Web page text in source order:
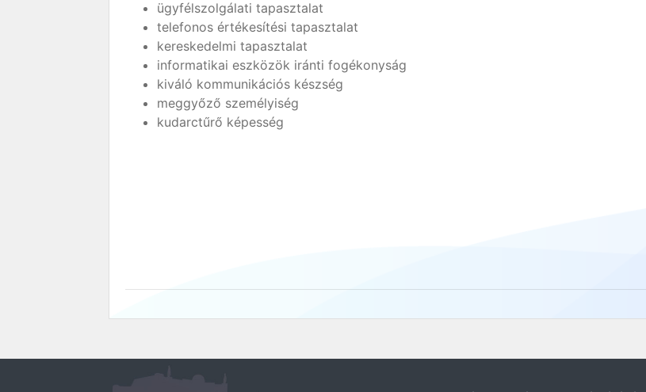
ügyfélszolgálati tapasztalat
telefonos értékesítési tapasztalat
kereskedelmi tapasztalat
informatikai eszközök iránti fogékonyság
kiváló kommunikációs készség
meggyőző személyiség
kudarctűrő képesség